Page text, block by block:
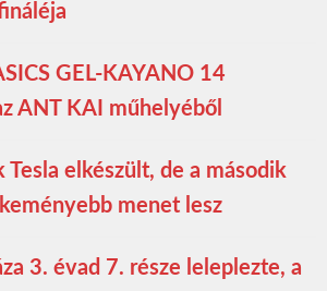
GEL-KAYANO 14
ANT KAI műhelyéből
elkészült, de a második
menet lesz
3. évad 7. része leleplezte, a